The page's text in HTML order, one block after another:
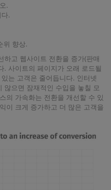
.
.
위 향상.
하고 웹사이트 전환을 증가(판매
. 사이트의 페이지가 오래 로드될
는 고객은 줄어듭니다. 인터넷
않으면 잠재적인 수입을 놓칠 모
의 가속화는 전환을 개선할 수 있
이 크게 증가하고 더 많은 고객을